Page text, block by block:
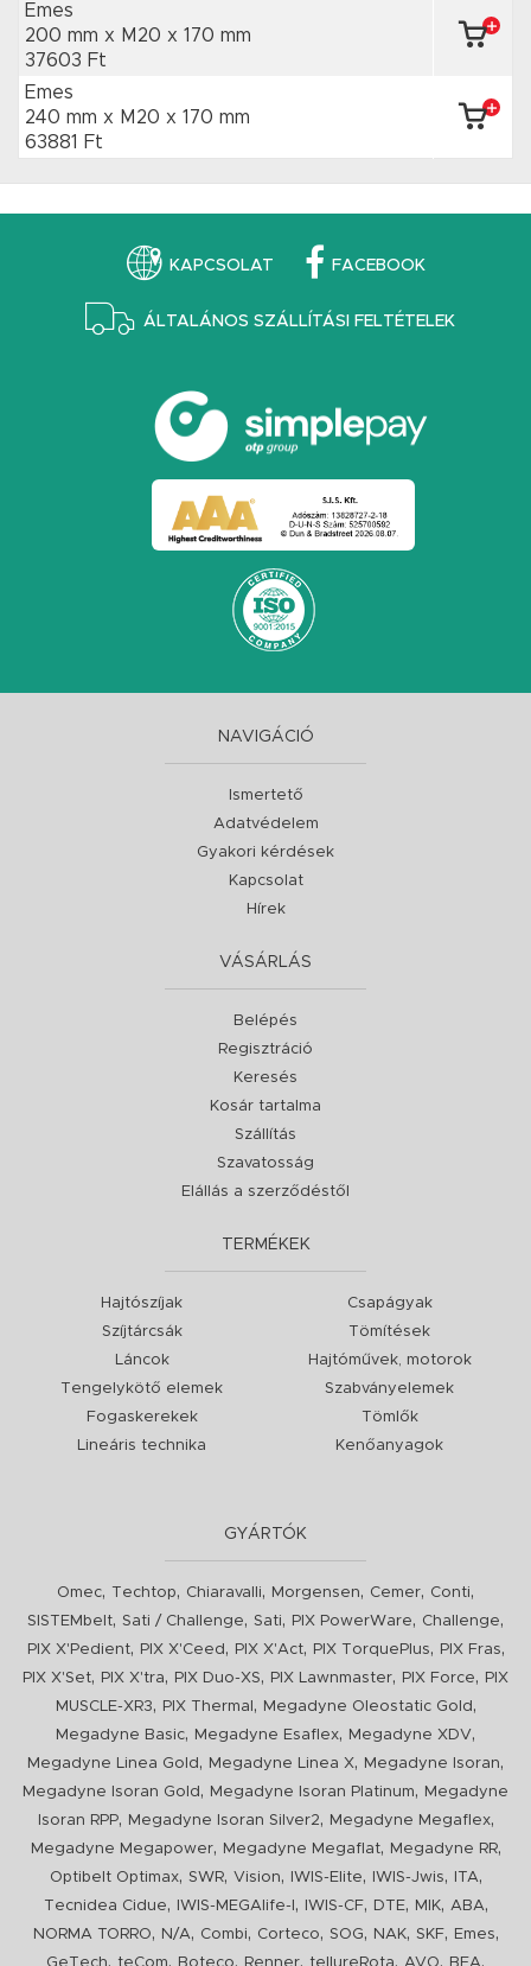
Emes
200 mm x M20 x 170 mm
37603 Ft
Emes
240 mm x M20 x 170 mm
63881 Ft
KAPCSOLAT FACEBOOK
ÁLTALÁNOS SZÁLLÍTÁSI FELTÉTELEK
NAVIGÁCIÓ
Ismertető
Adatvédelem
Gyakori kérdések
Kapcsolat
Hírek
VÁSÁRLÁS
Belépés
Regisztráció
Keresés
Kosár tartalma
Szállítás
Szavatosság
Elállás a szerződéstől
TERMÉKEK
Hajtószíjak
Szíjtárcsák
Láncok
Tengelykötő elemek
Fogaskerekek
Lineáris technika
Csapágyak
Tömítések
Hajtóművek, motorok
Szabványelemek
Tömlők
Kenőanyagok
GYÁRTÓK
Omec, Techtop, Chiaravalli, Morgensen, Cemer, Conti,
SISTEMbelt, Sati / Challenge, Sati, PIX PowerWare, Challenge,
PIX X'Pedient, PIX X'Ceed , PIX X'Act, PIX TorquePlus, PIX Fras,
PIX X'Set, PIX X'tra, PIX Duo-XS, PIX Lawnmaster, PIX Force,
PIX
MUSCLE-XR3, PIX Thermal , Megadyne Oleostatic Gold ,
Megadyne Basic, Megadyne Esaflex, Megadyne XDV,
Megadyne Linea Gold , Megadyne Linea X, Megadyne Isoran,
Megadyne Isoran Gold , Megadyne Isoran Platinum,
Megadyne
Isoran RPP, Megadyne Isoran Silver2, Megadyne Megaflex,
Megadyne Megapower, Megadyne Megaflat, Megadyne RR,
Optibelt Optimax, SWR, Vision, IWIS-Elite, IWIS-Jwis, ITA,
Tecnidea Cidue, IWIS-MEGAlife-I , IWIS-CF, DTE, MIK, ABA,
NORMA TORRO, N/A, Combi, Corteco, SOG, NAK, SKF, Emes,
, , , , , , ,